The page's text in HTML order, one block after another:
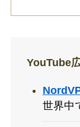
YouTube
世界中